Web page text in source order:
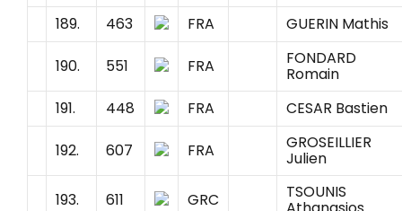
189.
463 FRA GUERIN Mathis
190. 551 FRA FONDARD
Romain
191.
448 FRA CESAR Bastien
192. 607 FRA GROSEILLIER
Julien
193.
611 GRC TSOUNIS